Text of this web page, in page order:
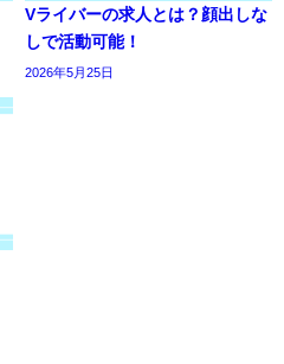
Vライバーの求人とは？顔出しな
しで活動可能！
2026年5月25日